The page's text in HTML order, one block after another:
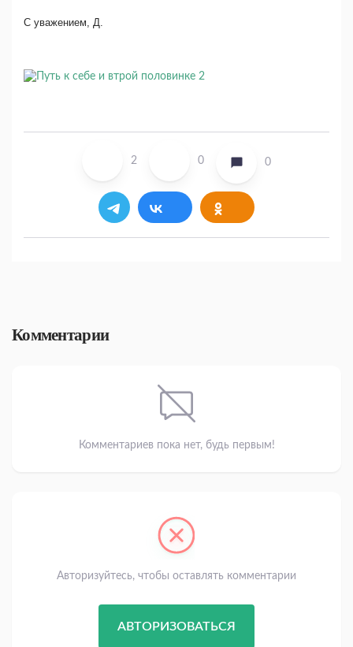
С уважением, Д.
2 0 0
Комментарии
Комментариев пока нет, будь первым!
Авторизуйтесь, чтобы оставлять комментарии
АВТОРИЗОВАТЬСЯ